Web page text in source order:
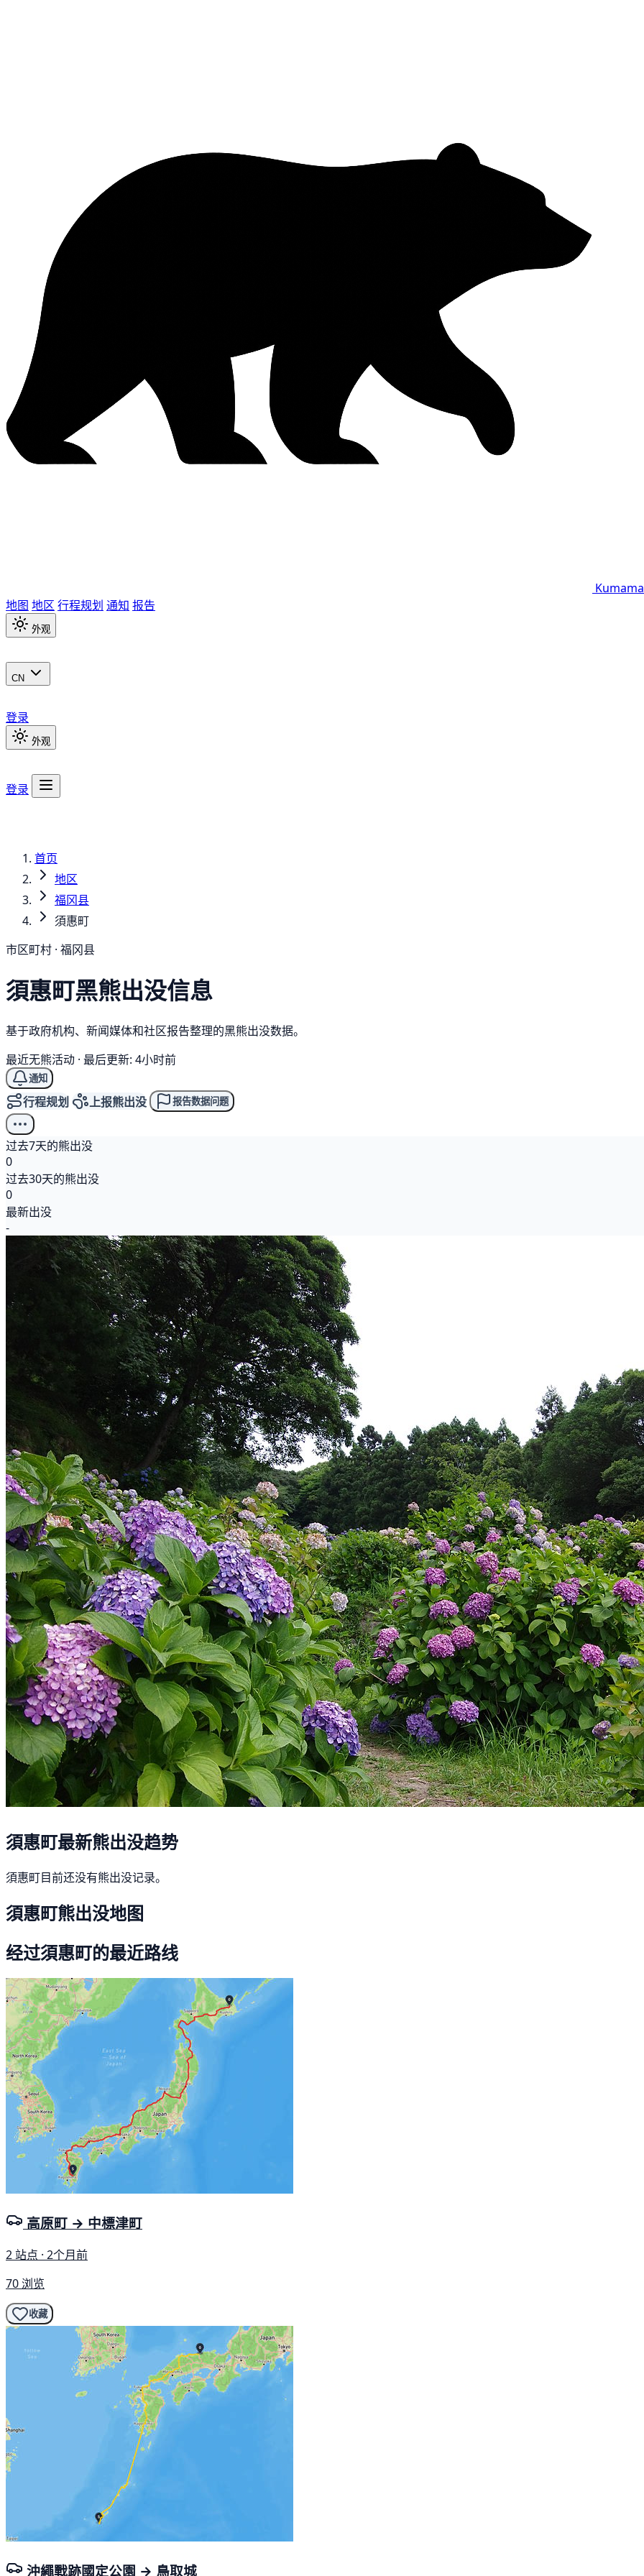
地图 地区 行程规划 通知 报告
外观
CN
登录
外观
登录
首页
地区
福冈县
須惠町
市区町村 · 福冈县
須惠町黑熊出没信息
基于政府机构、新闻媒体和社区报告整理的黑熊出没数据。
最近无熊活动 · 最后更新: 4小时前
通知
行程规划 上报熊出没 报告数据问题
过去7天的熊出没
0
过去30天的熊出没
0
最新出没
-
須惠町最新熊出没趋势
須惠町目前还没有熊出没记录。
須惠町熊出没地图
经过須惠町的最近路线
高原町 → 中標津町
2 站点 · 2个月前
70 浏览
收藏
沖繩戰跡國定公園 → 鳥取城